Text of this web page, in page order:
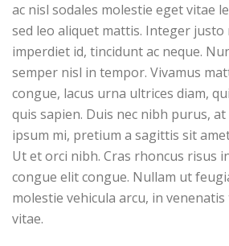
ac nisl sodales molestie eget vitae
sed leo aliquet mattis. Integer
imperdiet id, tincidunt ac neque.
semper nisl in tempor. Vivamus
congue, lacus urna ultrices diam,
quis sapien. Duis nec nibh purus,
ipsum mi, pretium a sagittis sit
Ut et orci nibh. Cras rhoncus risus
congue elit congue. Nullam ut
molestie vehicula arcu, in
vitae.